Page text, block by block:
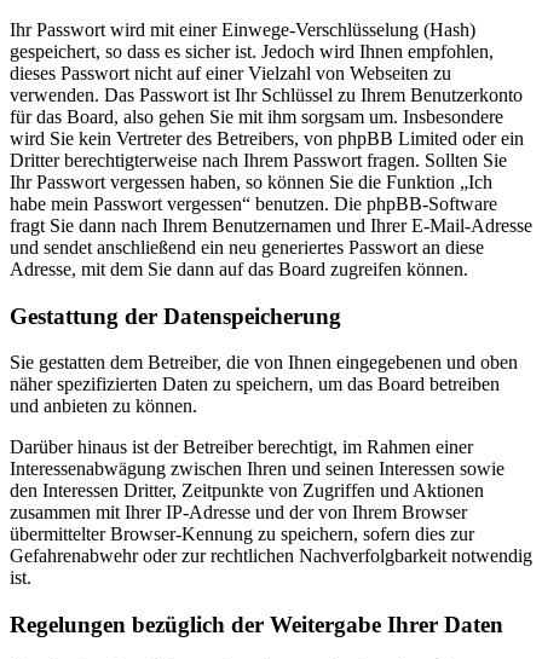
Ihr Passwort wird mit einer Einwege-Verschlüsselung (Hash)
gespeichert, so dass es sicher ist. Jedoch wird Ihnen empfohlen,
dieses Passwort nicht auf einer Vielzahl von Webseiten zu
verwenden. Das Passwort ist Ihr Schlüssel zu Ihrem Benutzerkonto
für das Board, also gehen Sie mit ihm sorgsam um. Insbesondere
wird Sie kein Vertreter des Betreibers, von phpBB Limited oder ein
Dritter berechtigterweise nach Ihrem Passwort fragen. Sollten Sie
Ihr Passwort vergessen haben, so können Sie die Funktion „Ich
habe mein Passwort vergessen“ benutzen. Die phpBB-Software
fragt Sie dann nach Ihrem Benutzernamen und Ihrer E-Mail-Adresse
und sendet anschließend ein neu generiertes Passwort an diese
Adresse, mit dem Sie dann auf das Board zugreifen können.
Gestattung der Datenspeicherung
Sie gestatten dem Betreiber, die von Ihnen eingegebenen und oben
näher spezifizierten Daten zu speichern, um das Board betreiben
und anbieten zu können.
Darüber hinaus ist der Betreiber berechtigt, im Rahmen einer
Interessenabwägung zwischen Ihren und seinen Interessen sowie
den Interessen Dritter, Zeitpunkte von Zugriffen und Aktionen
zusammen mit Ihrer IP-Adresse und der von Ihrem Browser
übermittelter Browser-Kennung zu speichern, sofern dies zur
Gefahrenabwehr oder zur rechtlichen Nachverfolgbarkeit notwendig
ist.
Regelungen bezüglich der Weitergabe Ihrer Daten